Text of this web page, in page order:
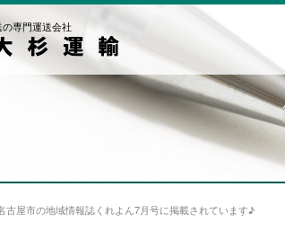
専門運送会社
古屋市の地域情報誌くれよん7月号に掲載されています♪